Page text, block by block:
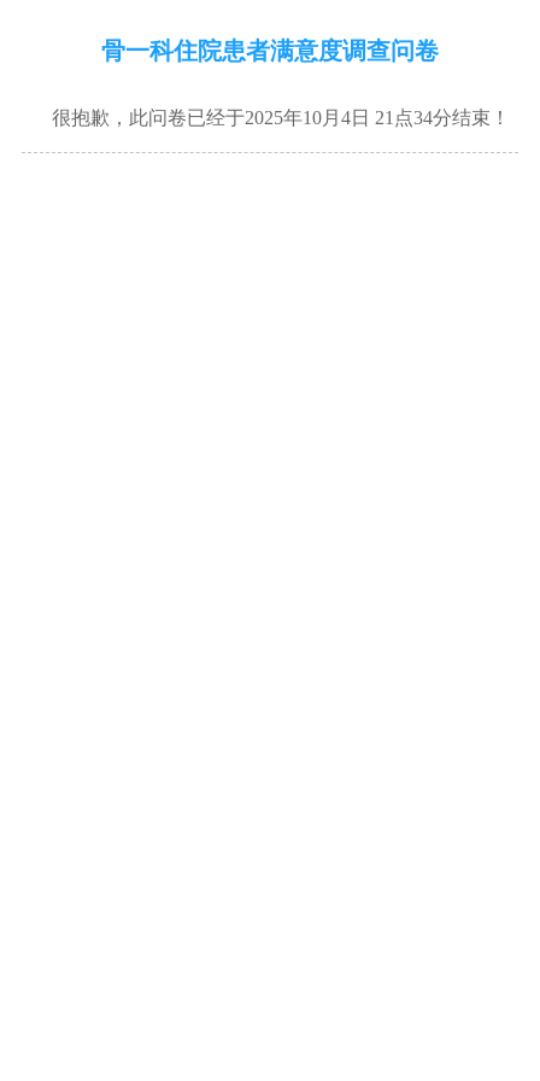
骨一科住院患者满意度调查问卷
很抱歉，此问卷已经于2025年10月4日 21点34分结束！